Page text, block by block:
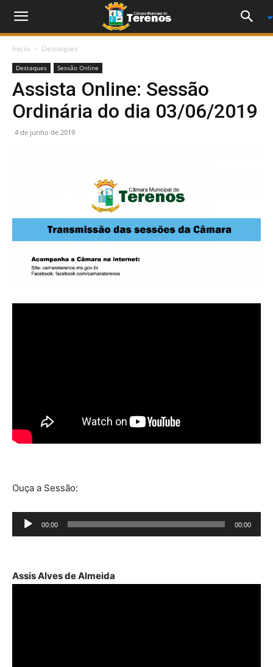
Início Destaques
Destaques Sessão Online
Assista Online: Sessão
Ordinária do dia 03/06/2019
4 de junho de 2019
Ouça a Sessão:
Tocador
de
00:00 00:00
Assis Alves de Almeida